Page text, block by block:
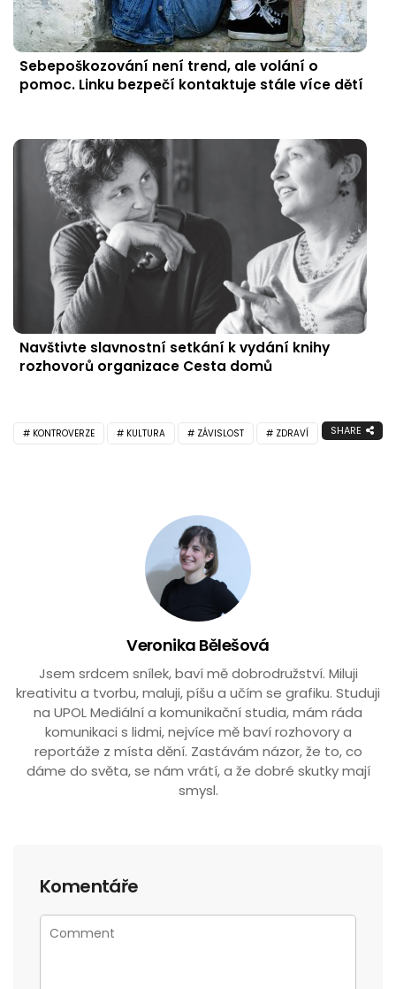
Sebepoškozování není trend, ale volání o
pomoc. Linku bezpečí kontaktuje stále více dětí
Navštivte slavnostní setkání k vydání knihy
rozhovorů organizace Cesta domů
KONTROVERZE KULTURA ZÁVISLOST ZDRAVÍ SHARE
Veronika Bělešová
Jsem srdcem snílek, baví mě dobrodružství. Miluji
kreativitu a tvorbu, maluji, píšu a učím se grafiku. Studuji
na UPOL Mediální a komunikační studia, mám ráda
komunikaci s lidmi, nejvíce mě baví rozhovory a
reportáže z místa dění. Zastávám názor, že to, co
dáme do světa, se nám vrátí, a že dobré skutky mají
smysl.
Komentáře